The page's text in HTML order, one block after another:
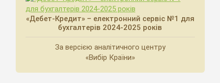
«Дебет-Кредит» – електронний сервіс №1 для
бухгалтерів 2024-2025 років
За версією аналітичного центру
«Вибір Країни»